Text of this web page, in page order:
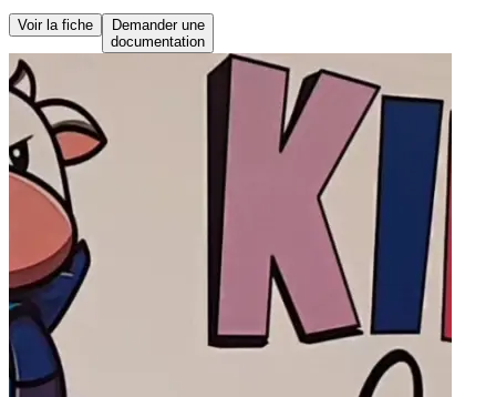
Voir la fiche
Demander une
documentation